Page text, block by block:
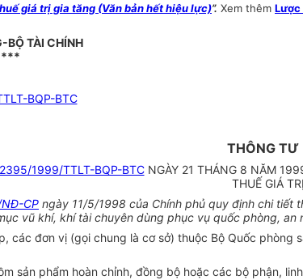
giá trị gia tăng (Văn bản hết hiệu lực)”. Xem thêm Lược
BỘ TÀI CHÍNH
BQP-BTC
THÔNG TƯ
2395/1999/TTLT-BQP-BTCNGÀY 21 THÁNG 8 NĂM
THUẾ GIÁ
CP ngày 11/5/1998 của Chính phủ quy định chi tiết
vũ khí, khí tài chuyên dùng phục vụ quốc phòng,
các đơn vị (gọi chung là cơ sở) thuộc Bộ Quốc
sản phẩm hoàn chỉnh, đồng bộ hoặc các bộ phận,